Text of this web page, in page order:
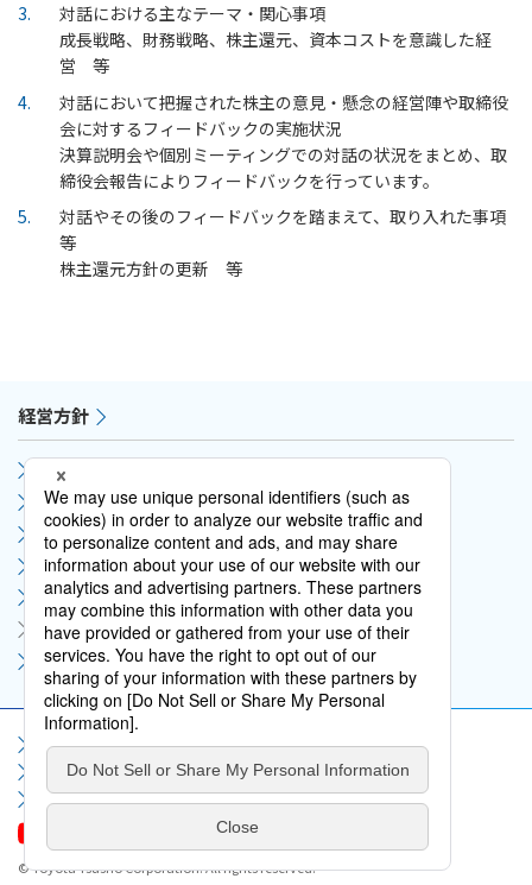
3
対話における主なテーマ・関心事項
成長戦略、財務戦略、株主還元、資本コストを意識した経
営 等
4
対話において把握された株主の意見・懸念の経営陣や取締役
会に対するフィードバックの実施状況
決算説明会や個別ミーティングでの対話の状況をまとめ、取
締役会報告によりフィードバックを行っています。
5
対話やその後のフィードバックを踏まえて、取り入れた事項
等
株主還元方針の更新 等
経営方針
社長メッセージ
Mission Vision Values
CFOメッセージ
サステナビリティ
中期経営計画
情報開示
事業等のリスク
サイトマップ サイト利用規約
個人情報保護方針
ソーシャルメディア利用規約
情報セキュリティポリシー
お問い合わせ
よくいただくご質問
© Toyota Tsusho Corporation. All rights reserved.